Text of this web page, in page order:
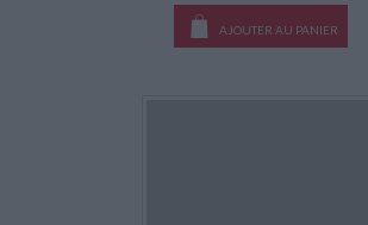
AJOUTER AU PANIER